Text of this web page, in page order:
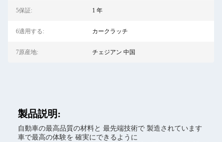
5保証: 1 年
6適用する: カークラッチ
7原産地: チェジアン 中国
製品説明:
自動車の最高品質の材料と 最先端技術で 製造されています
車で最高の体験を 確実にできるように